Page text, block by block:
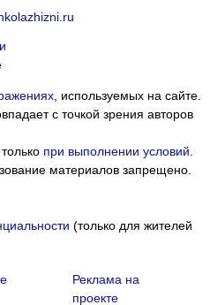
, используемых на сайте.
с точкой зрения авторов
при выполнении условий
материалов запрещено.
(только для жителей
Реклама на
проекте